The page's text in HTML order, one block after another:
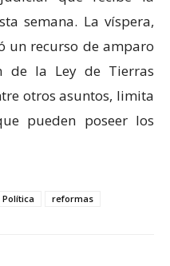
semana. La víspera,
recurso de amparo
de la Ley de Tierras
otros asuntos, limita
pueden poseer los
Política reformas